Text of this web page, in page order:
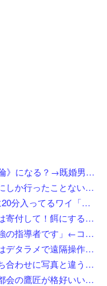
【驚愕】SNSで異性とやりとり《不倫》になる？→既婚男女の約7割がまさかの『こう』回答してしまうw w w w w w w w
【うわっ…】ヤンキーだらけの職場にしか行ったことない奴にしか分からないことを集めてみたら闇が深過ぎた件w w w w w w w w w w
【悲報】1週間ぶりの風呂でサウナに20分入ってるワイ「んふぅ…全身の毛穴からくっさい汗ドバドバ出てるぅ…」←これw w w w w w w
【驚愕】動物園「手放したいペットは寄付して！餌にするから！」←これってどうなん？w w w w w w w w w w
トランプ「人類史上最も有能かつ最強の指導者です」←コイツがイラン如きに右往左往してる理由
イーロン・マスク「中国のロボットはデタラメで遠隔操作してるだけ」
【悲報】パパ活疑惑のおじさん、待ち合わせに写真と違う女が来たので逃げようとするも眼鏡を奪われ可哀想なことになっているところを激写されてしまう…
【動画】鷹で駅前の害鳥を追い払う都会の鷹匠が格好いいｗｗｗｗ